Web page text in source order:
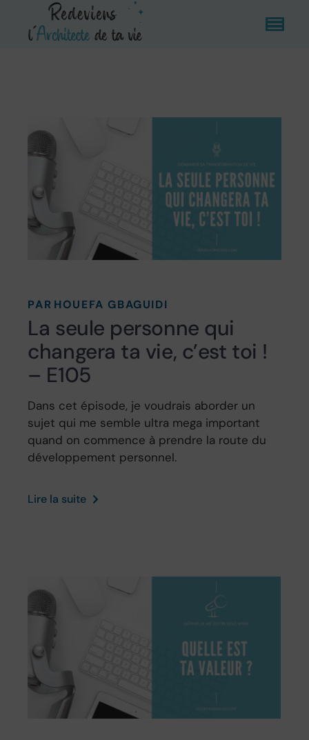
PAR HOUEFA GBAGUIDI
La seule personne qui
changera ta vie, c’est toi !
– E105
Dans cet épisode, je voudrais aborder un
sujet qui me semble ultra mega important
quand on commence à prendre la route du
développement personnel.
Lire la suite